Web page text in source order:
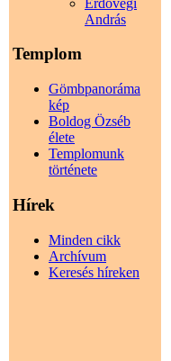
András
Templom
Gömbpanoráma
kép
Boldog Özséb
élete
Templomunk
története
Hírek
Minden cikk
Archívum
Keresés híreken